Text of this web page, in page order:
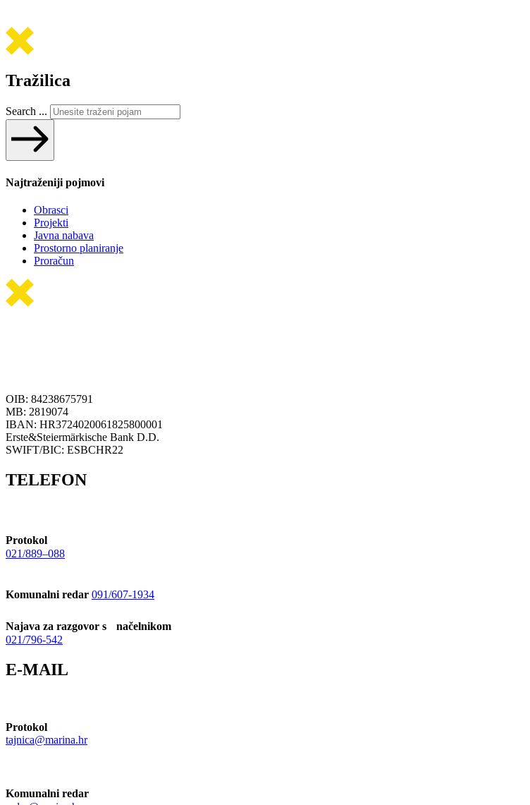
Tražilica
Search ...
Najtraženiji pojmovi
Obrasci
Projekti
Javna nabava
Prostorno planiranje
Proračun
OIB: 84238675791
MB: 2819074
IBAN: HR3724020061825800001
Erste&Steiermärkische Bank D.D.
SWIFT/BIC: ESBCHR22
TELEFON
Protokol
021/889–088
Komunalni redar 091/607-1934
Najava za razgovor s načelnikom
021/796-542
E-MAIL
Protokol
tajnica@marina.hr
Komunalni redar